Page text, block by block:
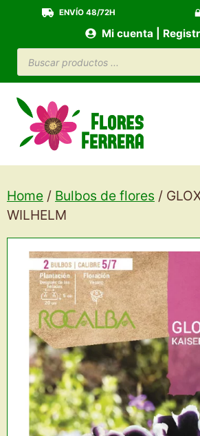
contenido
ENVÍO 48/72H
Búsqueda
de
productos
Mi cuenta |
Home / Bulbos de flores /
WILHELM